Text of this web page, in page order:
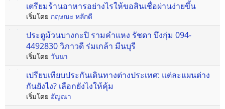
เตรียมร้านอาหารอย่างไรให้ขอสินเชื่อผ่านง่ายขึ้น
เริ่มโดย กฤษณะ หลักดี
ประตูม้วนบางกะปิ รามคำแหง รัชดา บึงกุ่ม 094-
4492830 วิภาวดี ร่มเกล้า มีนบุรี
เริ่มโดย วันนา
เปรียบเทียบประกันเดินทางต่างประเทศ: แต่ละแผนต่าง
กันยังไง? เลือกยังไงให้คุ้ม
เริ่มโดย อัญณา